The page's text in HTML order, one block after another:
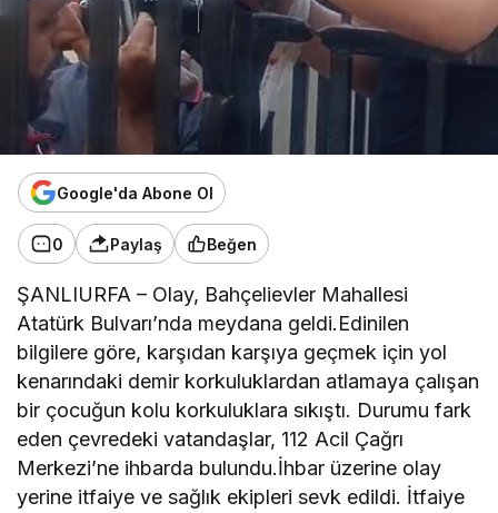
Google'da Abone Ol
0 Paylaş Beğen
ŞANLIURFA – Olay, Bahçelievler Mahallesi
Atatürk Bulvarı’nda meydana geldi.Edinilen
bilgilere göre, karşıdan karşıya geçmek için yol
kenarındaki demir korkuluklardan atlamaya çalışan
bir çocuğun kolu korkuluklara sıkıştı. Durumu fark
eden çevredeki vatandaşlar, 112 Acil Çağrı
Merkezi’ne ihbarda bulundu.İhbar üzerine olay
yerine itfaiye ve sağlık ekipleri sevk edildi. İtfaiye